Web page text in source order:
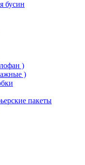
бусин
)
)
пакеты